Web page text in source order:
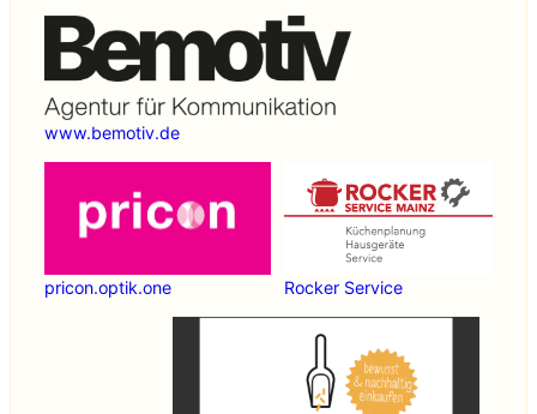
www.bemotiv.de
pricon.optik.one Rocker Service